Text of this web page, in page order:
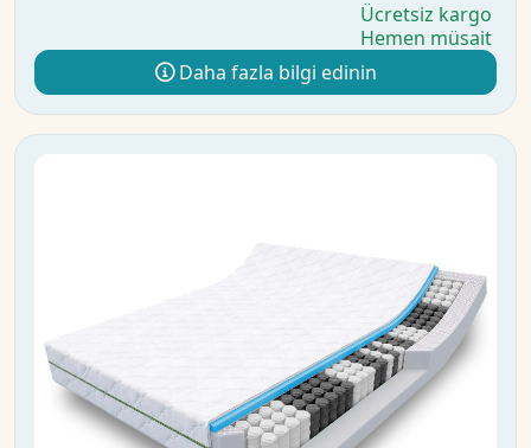
Ücretsiz kargo
Hemen müsait
Daha fazla bilgi edinin